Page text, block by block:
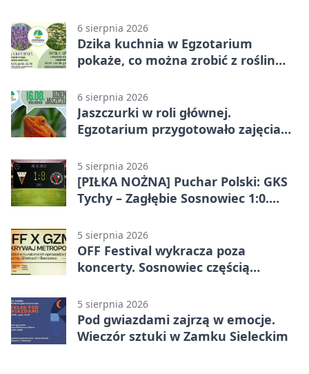
6 sierpnia 2026
Dzika kuchnia w Egzotarium
pokaże, co można zrobić z roślin
6 sierpnia 2026
Jaszczurki w roli głównej.
Egzotarium przygotowało zajęcia
5 sierpnia 2026
[PIŁKA NOŻNA] Puchar Polski: GKS
Tychy – Zagłębie Sosnowiec 1:0.
przed przerwą
5 sierpnia 2026
OFF Festival wykracza poza
koncerty. Sosnowiec częścią
5 sierpnia 2026
Pod gwiazdami zajrzą w emocje.
Wieczór sztuki w Zamku Sieleckim